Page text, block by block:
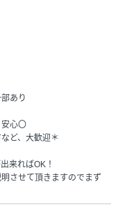
あり
心〇
ど、大歓迎＊
来ればOK！
させて頂きますのでまず